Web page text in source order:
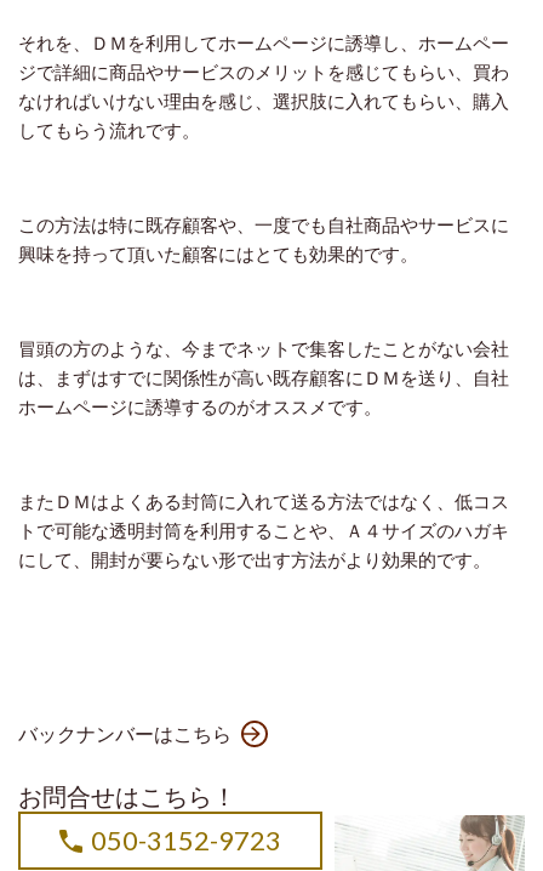
それを、ＤＭを利用してホームページに誘導し、ホームペー
ジで詳細に商品やサービスのメリットを感じてもらい、買わ
なければいけない理由を感じ、選択肢に入れてもらい、購入
してもらう流れです。
この方法は特に既存顧客や、一度でも自社商品やサービスに
興味を持って頂いた顧客にはとても効果的です。
冒頭の方のような、今までネットで集客したことがない会社
は、まずはすでに関係性が高い既存顧客にＤＭを送り、自社
ホームページに誘導するのがオススメです。
またＤＭはよくある封筒に入れて送る方法ではなく、低コス
トで可能な透明封筒を利用することや、Ａ４サイズのハガキ
にして、開封が要らない形で出す方法がより効果的です。
バックナンバーはこちら
お問合せはこちら！
050-3152-9723